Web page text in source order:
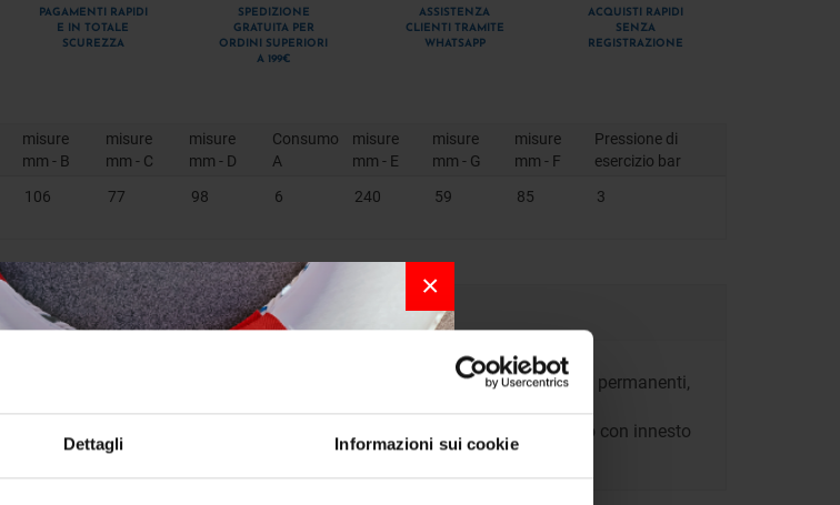
×
Dettagli Informazioni sui cookie
PAGAMENTI RAPIDI
E IN TOTALE
SCUREZZA
SPEDIZIONE
GRATUITA PER
ORDINI SUPERIORI
A 199€
ASSISTENZA
CLIENTI TRAMITE
WHATSAPP
ACQUISTI RAPIDI
SENZA
REGISTRAZIONE
misure
mm - B
misure
mm - C
misure
mm - D
Consumo
A
misure
mm - E
misure
mm - G
misure
mm - F
Pressione di
esercizio bar
106 77 98 6 240 59 85 3
By-pass interno che limita la pressione in entrata. Motore a magneti permanenti,
in caso di surriscaldamento accidentale.
di aspirazione, il tutto con innesto